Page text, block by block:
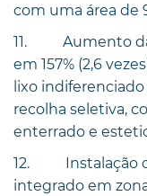
com uma área de
11. Aumento da
em 157% (2,6
lixo
recolha seletiva,
enterrado e
12. Instalação
integrado em